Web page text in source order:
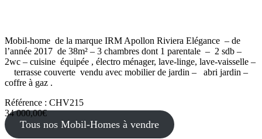
Mobil-home de la marque IRM Apollon Riviera Elégance – de
l’année 2017 de 38m² – 3 chambres dont 1 parentale – 2 sdb –
2wc – cuisine équipée , électro ménager, lave-linge, lave-vaisselle –
terrasse couverte vendu avec mobilier de jardin – abri jardin –
coffre à gaz .
Référence : CHV215
34 000,00€
Tous nos Mobil-Homes à vendre